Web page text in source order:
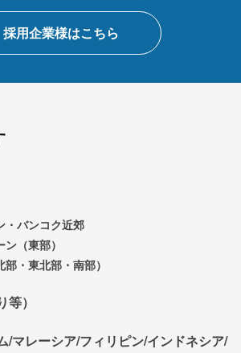
採用企業様はこちら
・バンコク近郊
（東部）
・東北部・南部）
）
/マレーシア/フィリピン/インドネシア/